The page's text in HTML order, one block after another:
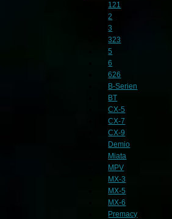
121
2
3
323
5
6
626
B-Serien
BT
CX-5
CX-7
CX-9
Demio
Miata
MPV
MX-3
MX-5
MX-6
Premacy